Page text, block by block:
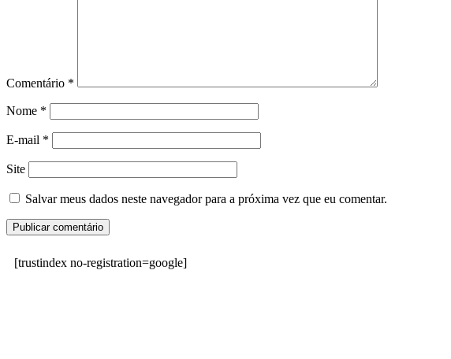
Comentário *
Nome *
E-mail *
Site
Salvar meus dados neste navegador para a próxima vez que eu comentar.
[trustindex no-registration=google]